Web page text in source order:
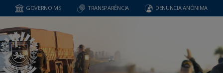
GOVERNO MS TRANSPARÊNCIA DENUNCIA ANÔNIMA